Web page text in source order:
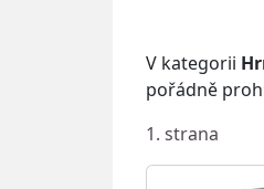
V kategorii
pořádně
1. strana